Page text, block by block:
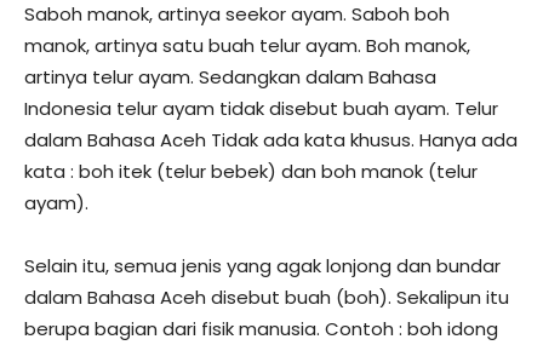
Saboh manok, artinya seekor ayam. Saboh boh
manok, artinya satu buah telur ayam. Boh manok,
artinya telur ayam. Sedangkan dalam Bahasa
Indonesia telur ayam tidak disebut buah ayam. Telur
dalam Bahasa Aceh Tidak ada kata khusus. Hanya ada
kata : boh itek (telur bebek) dan boh manok (telur
ayam).
Selain itu, semua jenis yang agak lonjong dan bundar
dalam Bahasa Aceh disebut buah (boh). Sekalipun itu
berupa bagian dari fisik manusia. Contoh : boh idong